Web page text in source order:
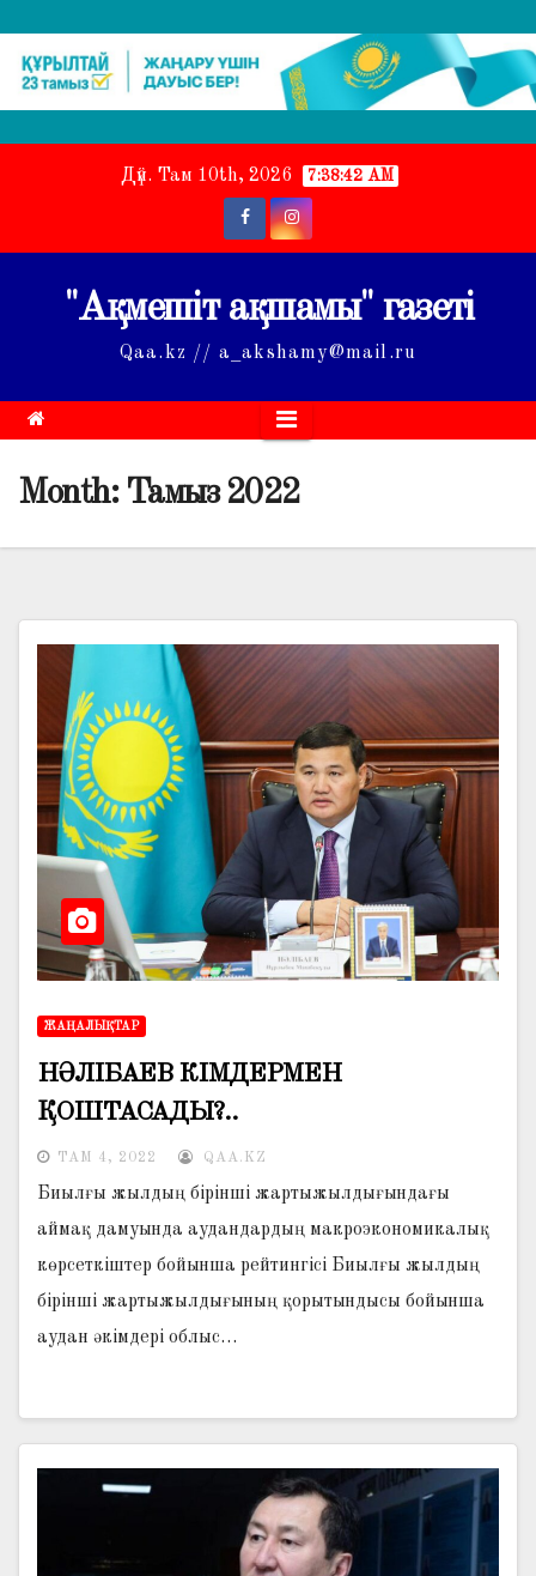
Дүй. Там 10th, 2026 7:38:42 AM
"Ақмешіт ақшамы" газеті
Qaa.kz // a_akshamy@mail.ru
Month: Тамыз 2022
ЖАҢАЛЫҚТАР
НӘЛІБАЕВ КІМДЕРМЕН
ҚОШТАСАДЫ?..
ТАМ 4, 2022 QAA.KZ
Биылғы жылдың бірінші жартыжылдығындағы
аймақ дамуында аудандардың макроэкономикалық
көрсеткіштер бойынша рейтингісі Биылғы жылдың
бірінші жартыжылдығының қорытындысы бойынша
аудан әкімдері облыс…